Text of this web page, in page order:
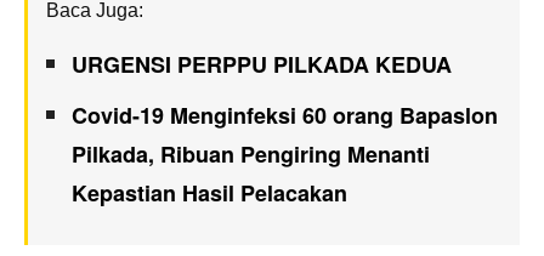
Baca Juga:
URGENSI PERPPU PILKADA KEDUA
Covid-19 Menginfeksi 60 orang Bapaslon
Pilkada, Ribuan Pengiring Menanti
Kepastian Hasil Pelacakan